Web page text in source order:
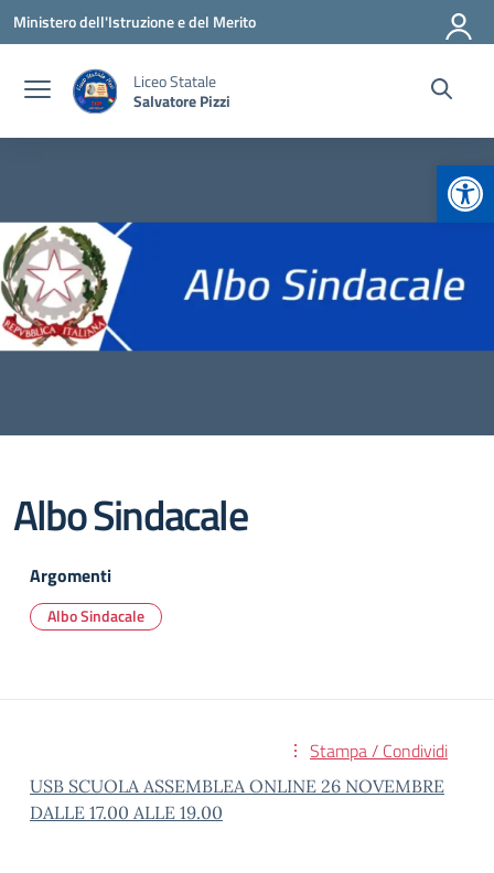
Vai ai contenuti
Vai al menu di navigazione
Vai al footer
Ministero dell'Istruzione e del Merito
Liceo Statale
Salvatore Pizzi
Albo Sindacale
Argomenti
Albo Sindacale
Stampa / Condividi
USB SCUOLA ASSEMBLEA ONLINE 26 NOVEMBRE
DALLE 17.00 ALLE 19.00